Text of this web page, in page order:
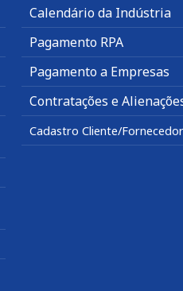
Calendário da Indústria
Pagamento RPA
Pagamento a Empresas
Contratações e
Cadastro Cliente/Fornecedor